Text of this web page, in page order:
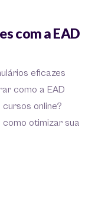
com a EAD
eficazes
como a EAD
online?
otimizar sua